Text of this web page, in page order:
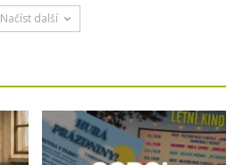
Načíst další